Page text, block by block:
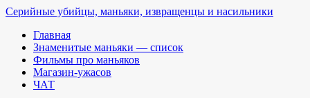
Серийные убийцы, маньяки, извращенцы и насильники
Главная
Знаменитые маньяки — список
Фильмы про маньяков
Магазин-ужасов
ЧАТ